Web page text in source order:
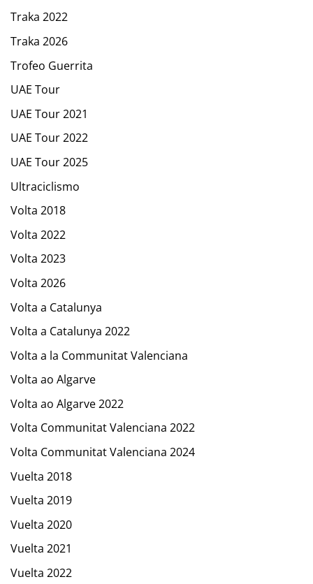
Traka 2022
Traka 2026
Trofeo Guerrita
UAE Tour
UAE Tour 2021
UAE Tour 2022
UAE Tour 2025
Ultraciclismo
Volta 2018
Volta 2022
Volta 2023
Volta 2026
Volta a Catalunya
Volta a Catalunya 2022
Volta a la Communitat Valenciana
Volta ao Algarve
Volta ao Algarve 2022
Volta Communitat Valenciana 2022
Volta Communitat Valenciana 2024
Vuelta 2018
Vuelta 2019
Vuelta 2020
Vuelta 2021
Vuelta 2022